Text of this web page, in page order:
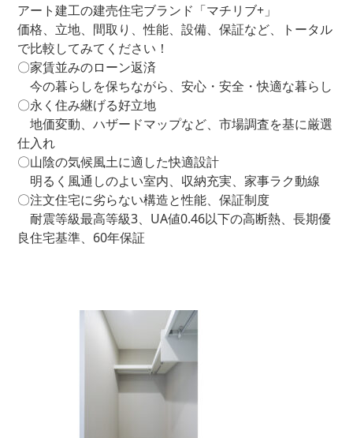
アート建工の建売住宅ブランド「マチリブ+」
価格、立地、間取り、性能、設備、保証など、トータル
で比較してみてください！
〇家賃並みのローン返済
今の暮らしを保ちながら、安心・安全・快適な暮らし
〇永く住み継げる好立地
地価変動、ハザードマップなど、市場調査を基に厳選
仕入れ
〇山陰の気候風土に適した快適設計
明るく風通しのよい室内、収納充実、家事ラク動線
〇注文住宅に劣らない構造と性能、保証制度
耐震等級最高等級3、UA値0.46以下の高断熱、長期優
良住宅基準、60年保証